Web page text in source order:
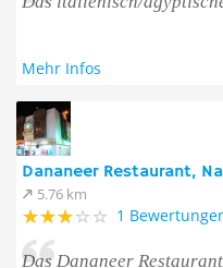
Mehr Infos
Dananeer Restaurant,
5.76 km
1
Das Dananeer